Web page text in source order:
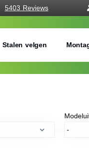
5403 Reviews
Stalen velgen